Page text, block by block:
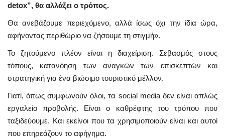
detox”, θα αλλάξει ο τρόπος.
Θα ανεβάζουμε περιεχόμενο, αλλά ίσως όχι την ίδια ώρα,
αφήνοντας περιθώριο να ζήσουμε τη στιγμή».
Το ζητούμενο πλέον είναι η διαχείριση. Σεβασμός στους
τόπους, κατανόηση των αναγκών των επισκεπτών και
στρατηγική για ένα βιώσιμο τουριστικό μέλλον.
Γιατί, όπως συμφωνούν όλοι, τα social media δεν είναι απλώς
εργαλείο προβολής. Είναι ο καθρέφτης του τρόπου που
ταξιδεύουμε. Και εκείνοι που τα χρησιμοποιούν είναι και αυτοί
που επηρεάζουν το αφήγημα.